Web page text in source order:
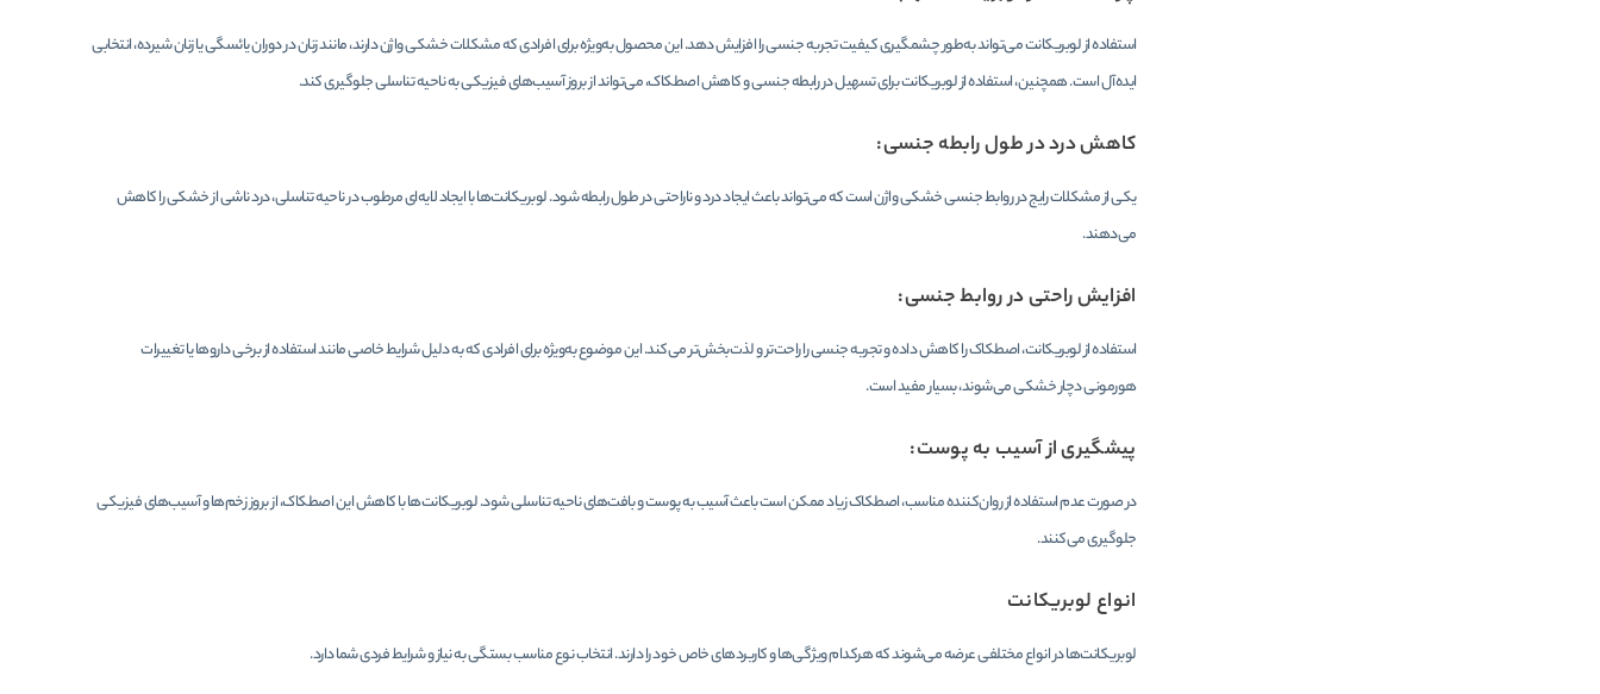
استفاده از لوبریکانت می‌تواند به‌طور چشمگیری کیفیت تجربه جنسی را افزایش دهد. این محصول به‌ویژه برای افرادی که مشکلات خشکی واژن دارند، مانند زنان در دوران یائسگی یا زنان شیرده، انتخابی
ایده‌آل است. همچنین، استفاده از لوبریکانت برای تسهیل در رابطه جنسی و کاهش اصطکاک، می‌تواند از بروز آسیب‌های فیزیکی به ناحیه تناسلی جلوگیری کند.
کاهش درد در طول رابطه جنسی:
یکی از مشکلات رایج در روابط جنسی خشکی واژن است که می‌تواند باعث ایجاد درد و ناراحتی در طول رابطه شود. لوبریکانت‌ها با ایجاد لایه‌ای مرطوب در ناحیه تناسلی، درد ناشی از خشکی را کاهش
می‌دهند.
افزایش راحتی در روابط جنسی:
استفاده از لوبریکانت، اصطکاک را کاهش داده و تجربه جنسی را راحت‌تر و لذت‌بخش‌تر می‌کند. این موضوع به‌ویژه برای افرادی که به دلیل شرایط خاصی مانند استفاده از برخی داروها یا تغییرات
هورمونی دچار خشکی می‌شوند، بسیار مفید است.
پیشگیری از آسیب به پوست:
در صورت عدم استفاده از روان‌کننده مناسب، اصطکاک زیاد ممکن است باعث آسیب به پوست و بافت‌های ناحیه تناسلی شود. لوبریکانت‌ها با کاهش این اصطکاک، از بروز زخم‌ها و آسیب‌های فیزیکی
جلوگیری می‌کنند.
انواع لوبریکانت
لوبریکانت‌ها در انواع مختلفی عرضه می‌شوند که هرکدام ویژگی‌ها و کاربردهای خاص خود را دارند. انتخاب نوع مناسب بستگی به نیاز و شرایط فردی شما دارد.